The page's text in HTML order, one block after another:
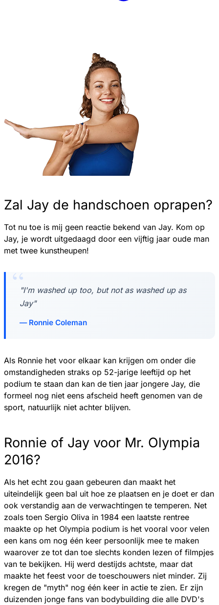
Zal Jay de handschoen oprapen?
Tot nu toe is mij geen reactie bekend van Jay. Kom op
Jay, je wordt uitgedaagd door een vijftig jaar oude man
met twee kunstheupen!
"I'm washed up too, but not as washed up as
Jay"
Ronnie Coleman
Als Ronnie het voor elkaar kan krijgen om onder die
omstandigheden straks op 52-jarige leeftijd op het
podium te staan dan kan de tien jaar jongere Jay, die
formeel nog niet eens afscheid heeft genomen van de
sport, natuurlijk niet achter blijven.
Ronnie of Jay voor Mr. Olympia
2016?
Als het echt zou gaan gebeuren dan maakt het
uiteindelijk geen bal uit hoe ze plaatsen en je doet er dan
ook verstandig aan de verwachtingen te temperen. Net
zoals toen Sergio Oliva in 1984 een laatste rentree
maakte op het Olympia podium is het vooral voor velen
een kans om nog één keer persoonlijk mee te maken
waarover ze tot dan toe slechts konden lezen of filmpjes
van te bekijken. Hij werd destijds achtste, maar dat
maakte het feest voor de toeschouwers niet minder. Zij
kregen de "myth" nog één keer in actie te zien. Er zijn
duizenden jonge fans van bodybuilding die alle DVD's